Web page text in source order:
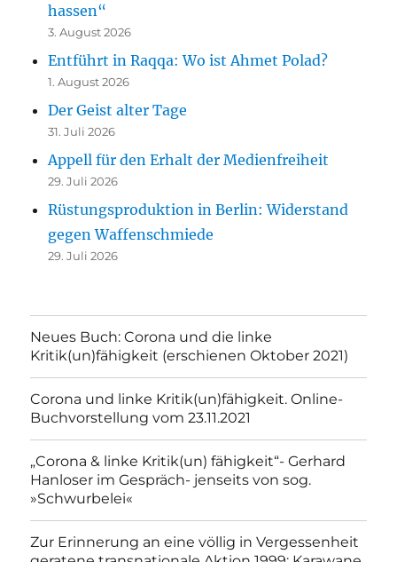
hassen“
3. August 2026
Entführt in Raqqa: Wo ist Ahmet Polad?
1. August 2026
Der Geist alter Tage
31. Juli 2026
Appell für den Erhalt der Medienfreiheit
29. Juli 2026
Rüstungsproduktion in Berlin: Widerstand
gegen Waffenschmiede
29. Juli 2026
Neues Buch: Corona und die linke
Kritik(un)fähigkeit (erschienen Oktober 2021)
Corona und linke Kritik(un)fähigkeit. Online-
Buchvorstellung vom 23.11.2021
„Corona & linke Kritik(un) fähigkeit“- Gerhard
Hanloser im Gespräch- jenseits von sog.
»Schwurbelei«
Zur Erinnerung an eine völlig in Vergessenheit